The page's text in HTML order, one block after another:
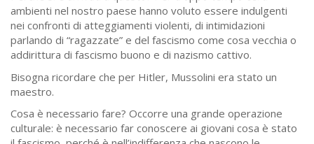
ambienti nel nostro paese hanno voluto essere indulgenti
nei confronti di atteggiamenti violenti, di intimidazioni
parlando di “ragazzate” e del fascismo come cosa vecchia o
addirittura di fascismo buono e di nazismo cattivo.
Bisogna ricordare che per Hitler, Mussolini era stato un
maestro.
Cosa è necessario fare? Occorre una grande operazione
culturale: è necessario far conoscere ai giovani cosa è stato